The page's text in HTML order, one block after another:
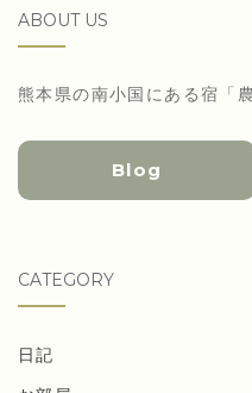
ABOUT US
熊本県の南小国にある宿「
Blog
CATEGORY
日記